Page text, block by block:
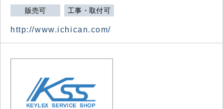
販売可 工事・取付可
http://www.ichican.com/